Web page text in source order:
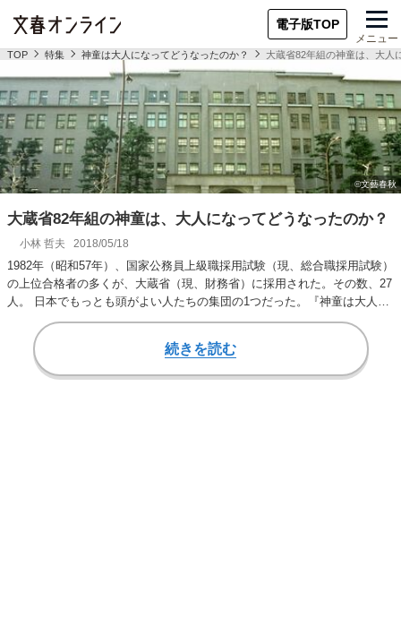
電子版TOP
メニュー
TOP 特集 神童は大人になってどうなったのか？ 大蔵省82年組の神童は、大人
大蔵省82年組の神童は、大人になってどうなったのか？
小林 哲夫 2018/05/18
1982年（昭和57年）、国家公務員上級職採用試験（現、総合職採用試験）
の上位合格者の多くが、大蔵省（現、財務省）に採用された。その数、27
人。 日本でもっとも頭がよい人たちの集団の1つだった。『神童は大人に
なって…
続きを読む